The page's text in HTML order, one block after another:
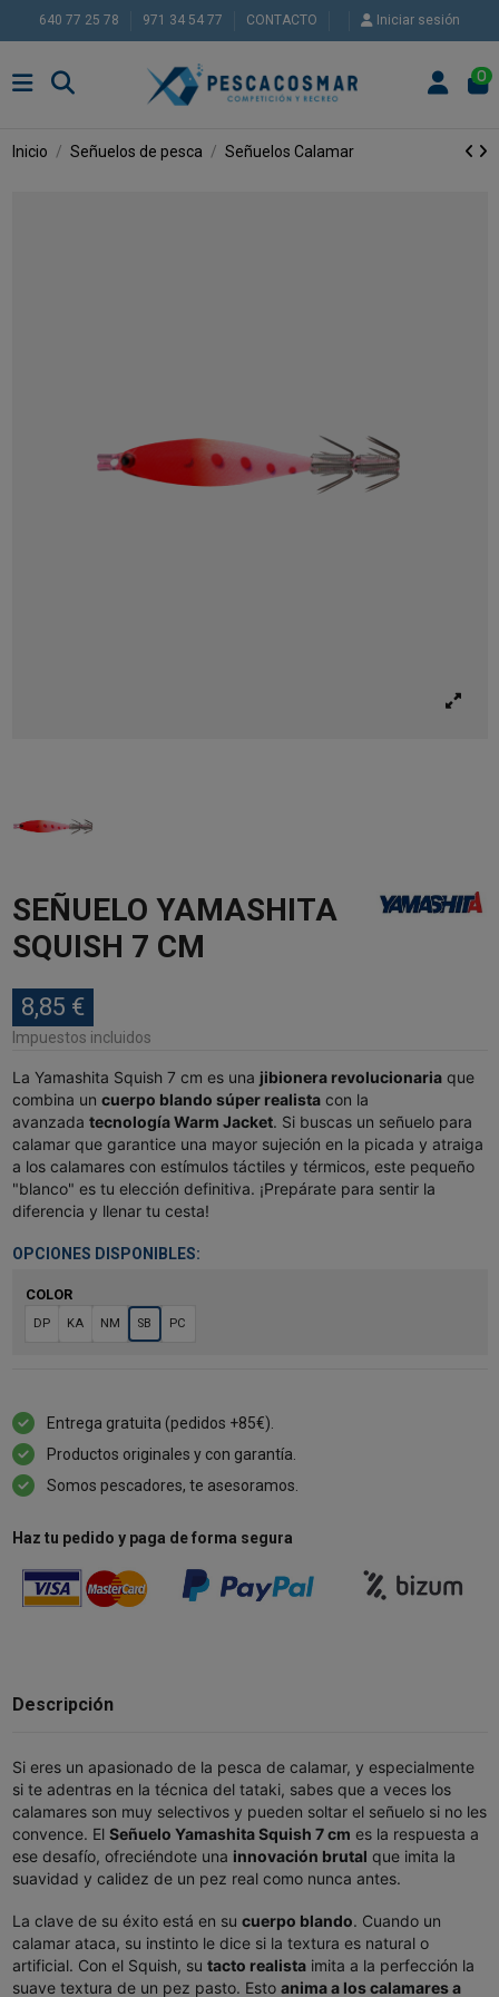
640 77 25 78 971 34 54 77 CONTACTO Iniciar sesión
0
Inicio Señuelos de pesca Señuelos Calamar
SEÑUELO YAMASHITA
SQUISH 7 CM
8,85 €
Impuestos incluidos
La Yamashita Squish 7 cm es una jibionera revolucionaria que
combina un cuerpo blando súper realista con la
avanzada tecnología Warm Jacket. Si buscas un señuelo para
calamar que garantice una mayor sujeción en la picada y atraiga
a los calamares con estímulos táctiles y térmicos, este pequeño
"blanco" es tu elección definitiva. ¡Prepárate para sentir la
diferencia y llenar tu cesta!
OPCIONES DISPONIBLES:
COLOR
DP KA NM SB PC
Entrega gratuita (pedidos +85€).
Productos originales y con garantía.
Somos pescadores, te asesoramos.
Haz tu pedido y paga de forma segura
Descripción
Si eres un apasionado de la pesca de calamar, y especialmente
si te adentras en la técnica del tataki, sabes que a veces los
calamares son muy selectivos y pueden soltar el señuelo si no les
convence. El Señuelo Yamashita Squish 7 cm es la respuesta a
ese desafío, ofreciéndote una innovación brutal que imita la
suavidad y calidez de un pez real como nunca antes.
La clave de su éxito está en su cuerpo blando. Cuando un
calamar ataca, su instinto le dice si la textura es natural o
artificial. Con el Squish, su tacto realista imita a la perfección la
suave textura de un pez pasto. Esto anima a los calamares a